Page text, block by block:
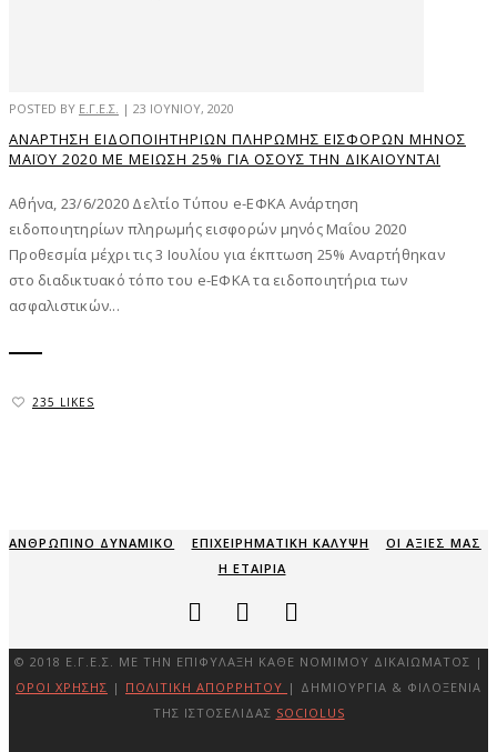
POSTED BY Ε.Γ.Ε.Σ. | 23 ΙΟΥΝΊΟΥ, 2020
ΑΝΆΡΤΗΣΗ ΕΙΔΟΠΟΙΗΤΗΡΊΩΝ ΠΛΗΡΩΜΉΣ ΕΙΣΦΟΡΏΝ ΜΗΝΌΣ
ΜΑΪ́ΟΥ 2020 ΜΕ ΜΕΊΩΣΗ 25% ΓΙΑ ΌΣΟΥΣ ΤΗΝ ΔΙΚΑΙΟΎΝΤΑΙ
Αθήνα, 23/6/2020 Δελτίο Τύπου e-ΕΦΚΑ Ανάρτηση
ειδοποιητηρίων πληρωμής εισφορών μηνός Μαΐου 2020
Προθεσμία μέχρι τις 3 Ιουλίου για έκπτωση 25% Αναρτήθηκαν
στο διαδικτυακό τόπο του e-ΕΦΚΑ τα ειδοποιητήρια των
ασφαλιστικών...
235 LIKES
ΑΝΘΡΩΠΙΝΟ ΔΥΝΑΜΙΚΟ ΕΠΙΧΕΙΡΗΜΑΤΙΚΗ ΚΑΛΥΨΗ
ΟΙ ΑΞΙΕΣ ΜΑΣ
Η ΕΤΑΙΡΙΑ
© 2018 Ε.Γ.Ε.Σ. ΜΕ ΤΗΝ ΕΠΙΦΎΛΑΞΗ ΚΆΘΕ ΝΌΜΙΜΟΥ ΔΙΚΑΙΏΜΑΤΟΣ |
ΌΡΟΙ ΧΡΉΣΗΣ | ΠΟΛΙΤΙΚΉ ΑΠΟΡΡΉΤΟΥ | ΔΗΜΙΟΥΡΓΊΑ & ΦΙΛΟΞΕΝΊΑ
ΤΗΣ ΙΣΤΟΣΕΛΊΔΑΣ SOCIOLUS